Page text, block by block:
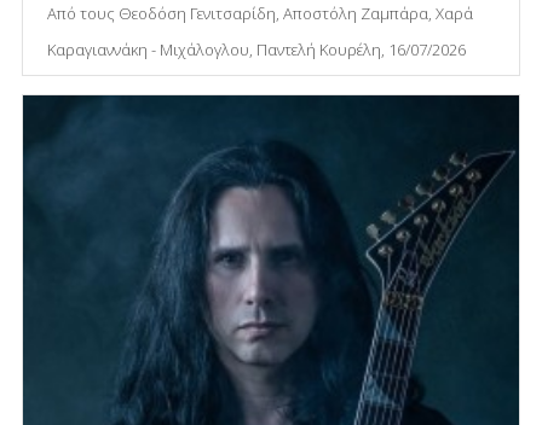
Από τους Θεοδόση Γενιτσαρίδη, Αποστόλη Ζαμπάρα, Χαρά
Καραγιαννάκη - Μιχάλογλου, Παντελή Κουρέλη, 16/07/2026